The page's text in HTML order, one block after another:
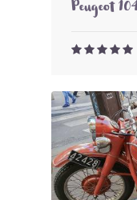
Peugeot